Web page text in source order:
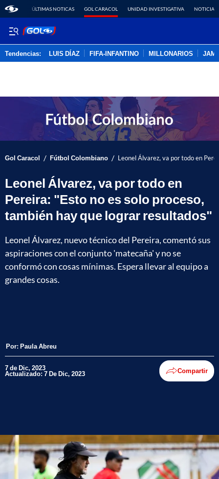
ÚLTIMAS NOTICAS GOL CARACOL UNIDAD INVESTIGATIVA NOTICIAS
Tendencias: LUIS DÍAZ FIFA-INFANTINO MILLONARIOS
Gol Caracol / Fútbol Colombiano / Leonel Álvarez, va por todo en
Leonel Álvarez, va por todo en
Pereira: "Esto no es solo proceso,
también hay que lograr resultados"
Leonel Álvarez, nuevo técnico del Pereira, comentó sus
aspiraciones con el conjunto 'matecaña' y no se
conformó con cosas mínimas. Espera llevar al equipo a
grandes cosas.
Por: Paula Abreu
7 de Dic, 2023
Actualizado: 7 De Dic, 2023 Compartir